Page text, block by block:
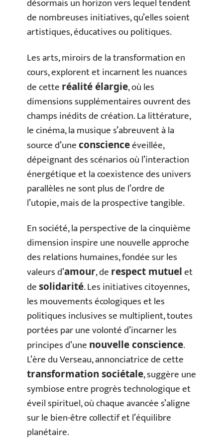
désormais un horizon vers lequel tendent
de nombreuses initiatives, qu’elles soient
artistiques, éducatives ou politiques.
Les arts, miroirs de la transformation en
cours, explorent et incarnent les nuances
de cette réalité élargie, où les
dimensions supplémentaires ouvrent des
champs inédits de création. La littérature,
le cinéma, la musique s’abreuvent à la
source d’uneconscienceéveillée,
dépeignant des scénarios où l’interaction
énergétique et la coexistence des univers
parallèles ne sont plus de l’ordre de
l’utopie, mais de la prospective tangible.
En société, la perspective de la cinquième
dimension inspire une nouvelle approche
des relations humaines, fondée sur les
valeurs d’amour, de respect mutuelet
desolidarité. Les initiatives citoyennes,
les mouvements écologiques et les
politiques inclusives se multiplient, toutes
portées par une volonté d’incarner les
principes d’une nouvelle conscience.
L’ère du Verseau, annonciatrice de cette
transformation sociétale, suggère une
symbiose entre progrès technologique et
éveil spirituel, où chaque avancée s’aligne
sur le bien-être collectif et l’équilibre
planétaire.